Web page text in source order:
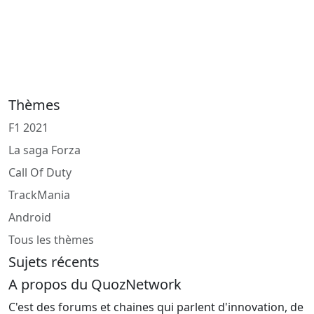
Thèmes
F1 2021
La saga Forza
Call Of Duty
TrackMania
Android
Tous les thèmes
Sujets récents
A propos du QuozNetwork
C'est des forums et chaines qui parlent d'innovation, de